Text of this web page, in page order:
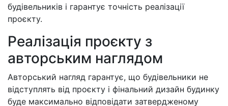
будівельників і гарантує точність реалізації
проєкту.
Реалізація проєкту з
авторським наглядом
Авторський нагляд гарантує, що будівельники не
відступлять від проєкту і фінальний дизайн будинку
буде максимально відповідати затвердженому